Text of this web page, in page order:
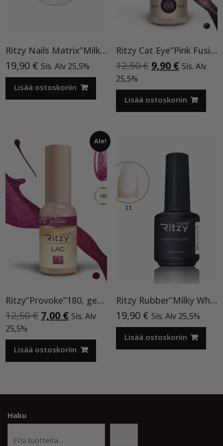
Ritzy Nails Matrix”Milky Rose” rakennegeeli, 04 9ml, Bottle builder gel
19,90 € Sis. Alv 25,5%
Lisää ostoskoriin
Ritzy Cat Eye”Pink Fusion”195,geelilakka
12,50€ Alkuperäinen
oli:
12,50 €.
9,90 €Nykyinen
on:
9,90 €.
Sis. Alv
25,5%
Lisää ostoskoriin
Ale!
Ritzy”Provoke”180, geelilakka
12,50€ Alkuperäinen
oli:
12,50 €.
7,00 €Nykyinen
on:
7,00 €.
Sis. Alv
25,5%
Lisää ostoskoriin
Ritzy Rubber”Milky White”11 , alusgeeli
19,90 € Sis. Alv 25,5%
Lisää ostoskoriin
Haku